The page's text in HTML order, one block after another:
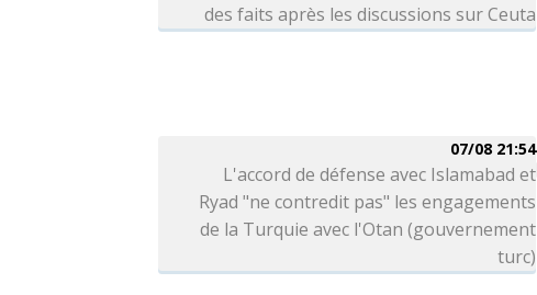
des faits après les discussions sur Ceuta
07/08 21:54
L'accord de défense avec Islamabad et
Ryad "ne contredit pas" les engagements
de la Turquie avec l'Otan (gouvernement
turc)